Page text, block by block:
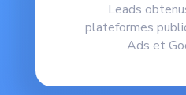
Leads
plateformes
Ads et